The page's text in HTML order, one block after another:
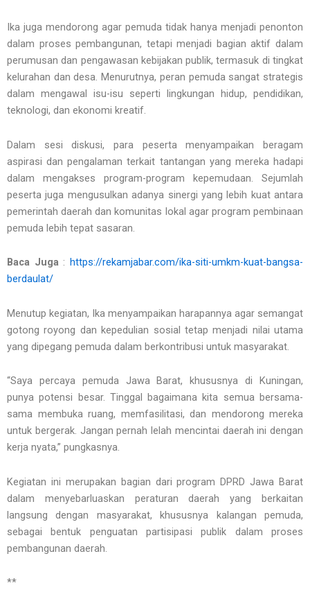
Ika juga mendorong agar pemuda tidak hanya menjadi penonton
dalam proses pembangunan, tetapi menjadi bagian aktif dalam
perumusan dan pengawasan kebijakan publik, termasuk di tingkat
kelurahan dan desa. Menurutnya, peran pemuda sangat strategis
dalam mengawal isu-isu seperti lingkungan hidup, pendidikan,
teknologi, dan ekonomi kreatif.
Dalam sesi diskusi, para peserta menyampaikan beragam
aspirasi dan pengalaman terkait tantangan yang mereka hadapi
dalam mengakses program-program kepemudaan. Sejumlah
peserta juga mengusulkan adanya sinergi yang lebih kuat antara
pemerintah daerah dan komunitas lokal agar program pembinaan
pemuda lebih tepat sasaran.
Baca Juga:https://rekamjabar.com/ika-siti-umkm-kuat-bangsa-
berdaulat/
Menutup kegiatan, Ika menyampaikan harapannya agar semangat
gotong royong dan kepedulian sosial tetap menjadi nilai utama
yang dipegang pemuda dalam berkontribusi untuk masyarakat.
“Saya percaya pemuda Jawa Barat, khususnya di Kuningan,
punya potensi besar. Tinggal bagaimana kita semua bersama-
sama membuka ruang, memfasilitasi, dan mendorong mereka
untuk bergerak. Jangan pernah lelah mencintai daerah ini dengan
kerja nyata,” pungkasnya.
Kegiatan ini merupakan bagian dari program DPRD Jawa Barat
dalam menyebarluaskan peraturan daerah yang berkaitan
langsung dengan masyarakat, khususnya kalangan pemuda,
sebagai bentuk penguatan partisipasi publik dalam proses
pembangunan daerah.
**